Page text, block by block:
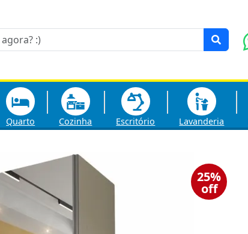
Quarto Cozinha Escritório Lavanderia
25%
off